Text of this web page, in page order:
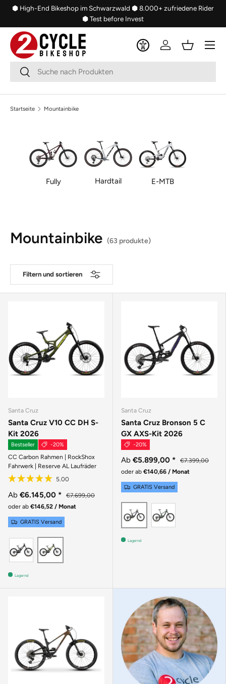
⬢ High-End Bikeshop im Schwarzwald ⬢ 8.000+ zufriedene Rider
⬢ Test before Invest
SuchenSuchen
Einloggen
Menü
Startseite Mountainbike
Fully Hardtail E-MTB
Mountainbike (63 produkte)
Filtern und sortieren
Santa Cruz
Santa Cruz V10 CC DH S-
Kit 2026
Bestseller -20%
CC Carbon Rahmen | RockShox
Fahrwerk | Reserve AL Laufräder
Ab €6.145,00 *
€7.699,00
oder ab €146,52 / Monat
GRATIS Versand
GLOSS BLACK SPARKLE
GLOSS KELP GREEN
Lagernd
Santa Cruz
Santa Cruz Bronson 5 C
GX AXS-Kit 2026
-20%
Ab €5.899,00 *
€7.399,00
oder ab €140,66 / Monat
GRATIS Versand
GLOSS CARBON
Lagernd